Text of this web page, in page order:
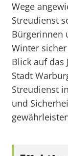
Wege
Streudienst
Bürgerinnen
Winter
Blick auf das
Stadt
Streudienst
und